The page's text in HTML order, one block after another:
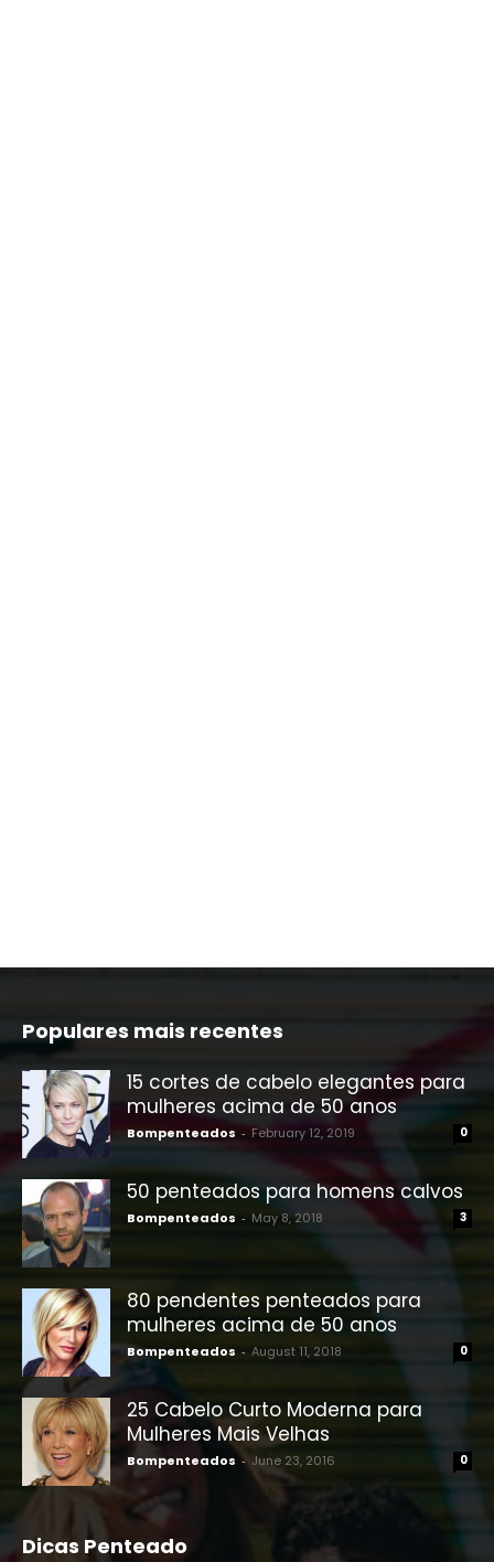
Populares mais recentes
15 cortes de cabelo elegantes para
mulheres acima de 50 anos
Bompenteados - February 12, 2019 0
50 penteados para homens calvos
Bompenteados - May 8, 2018 3
80 pendentes penteados para
mulheres acima de 50 anos
Bompenteados - August 11, 2018 0
25 Cabelo Curto Moderna para
Mulheres Mais Velhas
Bompenteados - June 23, 2016 0
Dicas Penteado